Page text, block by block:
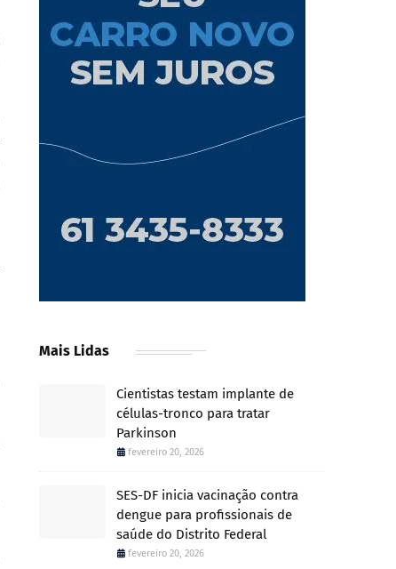
Mais Lidas
Cientistas testam implante de
células-tronco para tratar
Parkinson
fevereiro 20, 2026
SES-DF inicia vacinação contra
dengue para profissionais de
saúde do Distrito Federal
fevereiro 20, 2026